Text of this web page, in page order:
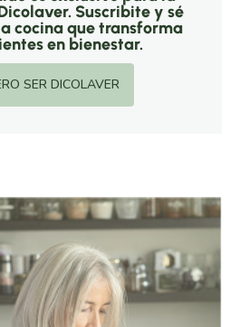
Suscribite y sé
cocina que transforma
en bienestar.
SER DICOLAVER